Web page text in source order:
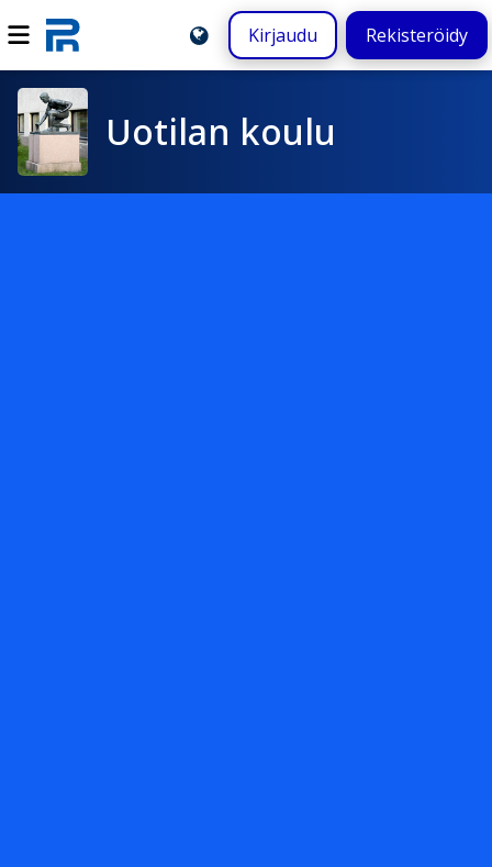
Kirjaudu Rekisteröidy
Uotilan koulu